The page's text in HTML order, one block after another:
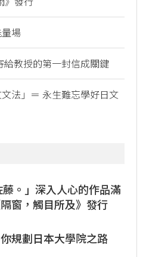
量場
教授的第一封信成關鍵
文法」＝ 永生難忘學好日文
。」深入人心的作品滿
窗，觸目所及》發行
規劃日本大學院之路